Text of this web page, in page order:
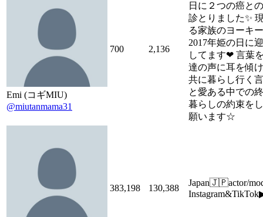
Emi (コギMIU)
@miutanmama31
700 2,136
日に２つの癌と
診とりました✨
る家族のヨーキ
2017年姫の日に
してます❤ 言葉
達の声に耳を傾
共に暮らし行く
と愛ある中での
暮らしの約束を
願います☆
383,198 130,388
Japan🇯🇵actor/